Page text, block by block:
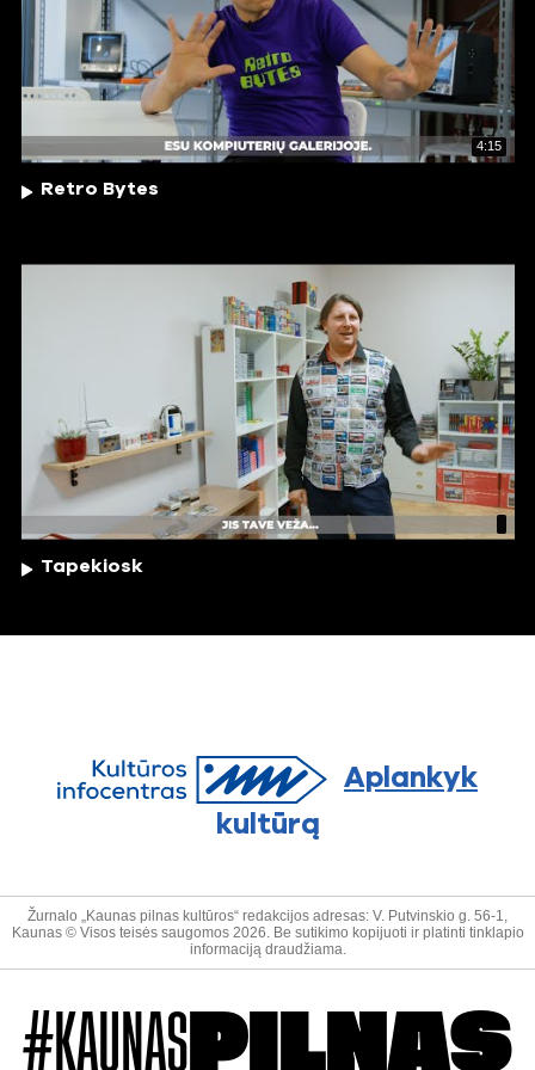
4:15
Retro Bytes
Tapekiosk
Aplankyk
kultūrą
Žurnalo „Kaunas pilnas kultūros“ redakcijos adresas: V. Putvinskio g. 56-1,
Kaunas © Visos teisės saugomos 2026. Be sutikimo kopijuoti ir platinti tinklapio
informaciją draudžiama.
#KAUNAS PILNAS